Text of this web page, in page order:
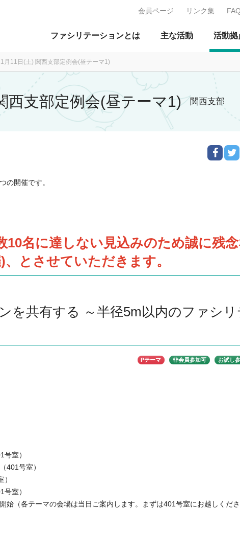
：特定非営利活動法人 日本ファ
ファシリテーションとは 主な活動 活動拠
会員ページ リンク集
月11日(土) 関西支部定例会(昼テーマ1)
西支部定例会(昼テーマ1) 関西支部
の開催です。
10名に達しない見込みのため誠に残
とさせていただきます。
を共有する ～半径5m以内のファシリ
Pテーマ 非会員参加可 お試し
室）
401号室）
室）
開始（各テーマの会場は当日ご案内します。まずは401号室にお越しくださ